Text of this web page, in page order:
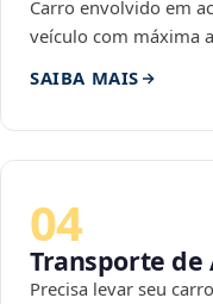
Carro envolvido em
veículo com máxima
SAIBA MAIS
04
Transporte de
Precisa levar seu